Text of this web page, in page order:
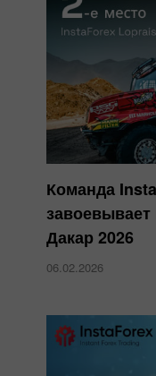
Команда
Дакар 2026
06.02.2026